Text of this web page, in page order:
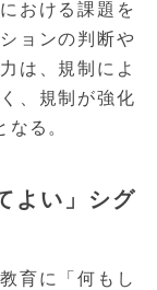
おける課題を
ョンの判断や
は、規制によ
、規制が強化
る。
よい」シグ
育に「何もし